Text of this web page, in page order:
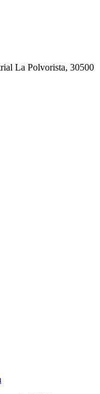
La Polvorista, 30500